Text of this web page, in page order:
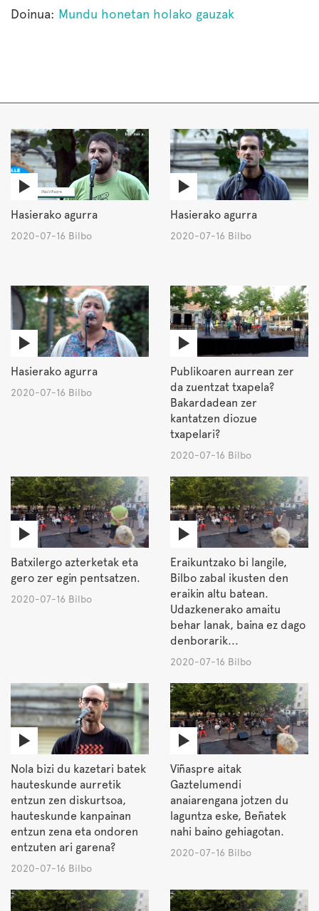
Doinua: Mundu honetan holako gauzak
Hasierako agurra
2020-07-16 Bilbo
Hasierako agurra
2020-07-16 Bilbo
Hasierako agurra
2020-07-16 Bilbo
Publikoaren aurrean zer
da zuentzat txapela?
Bakardadean zer
kantatzen diozue
txapelari?
2020-07-16 Bilbo
Batxilergo azterketak eta
gero zer egin pentsatzen.
2020-07-16 Bilbo
Eraikuntzako bi langile,
Bilbo zabal ikusten den
eraikin altu batean.
Udazkenerako amaitu
behar lanak, baina ez dago
denborarik...
2020-07-16 Bilbo
Nola bizi du kazetari batek
hauteskunde aurretik
entzun zen diskurtsoa,
hauteskunde kanpainan
entzun zena eta ondoren
entzuten ari garena?
2020-07-16 Bilbo
Viñaspre aitak
Gaztelumendi
anaiarengana jotzen du
laguntza eske, Beñatek
nahi baino gehiagotan.
2020-07-16 Bilbo